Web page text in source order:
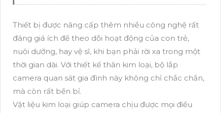
Thiết bị được nâng cấp thêm nhiều công nghệ rất
đáng giá ích để theo dõi hoạt động của con trẻ,
nuôi dưỡng, hay vệ sĩ, khi bạn phải rời xa trong một
thời gian dài. Với thiết kế thân kim loại, bộ lắp
camera quan sát gia đình này không chỉ chắc chắn,
mà còn rất bền bỉ.
Vật liệu kim loại giúp camera chịu được mọi điều